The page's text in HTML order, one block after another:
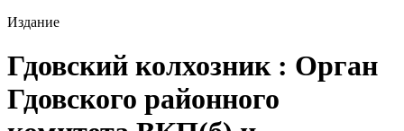
Издание
Гдовский колхозник: Орган
Гдовского районного